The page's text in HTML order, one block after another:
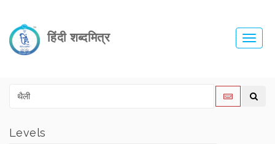
हिंदी शब्दमित्र
Levels